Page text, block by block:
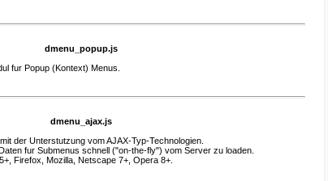
dmenu_popup.js
fur Popup (Kontext) Menus.
dmenu_ajax.js
der Unterstutzung vom AJAX-Typ-Technologien.
fur Submenus schnell ("on-the-fly") vom Server zu loaden.
Firefox, Mozilla, Netscape 7+, Opera 8+.